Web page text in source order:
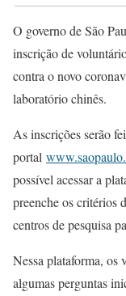
O governo de São
inscrição de
contra o novo
laboratório chinês.
As inscrições serão
portal
possível acessar a
preenche os critérios
centros de pesquisa
Nessa plataforma, os
algumas perguntas